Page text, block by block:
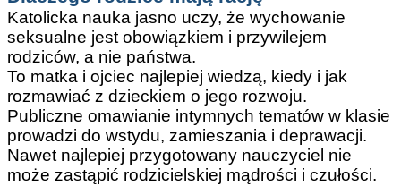
Katolicka nauka jasno uczy, że wychowanie
seksualne jest obowiązkiem i przywilejem
rodziców, a nie państwa.
To matka i ojciec najlepiej wiedzą, kiedy i jak
rozmawiać z dzieckiem o jego rozwoju.
Publiczne omawianie intymnych tematów w klasie
prowadzi do wstydu, zamieszania i deprawacji.
Nawet najlepiej przygotowany nauczyciel nie
może zastąpić rodzicielskiej mądrości i czułości.